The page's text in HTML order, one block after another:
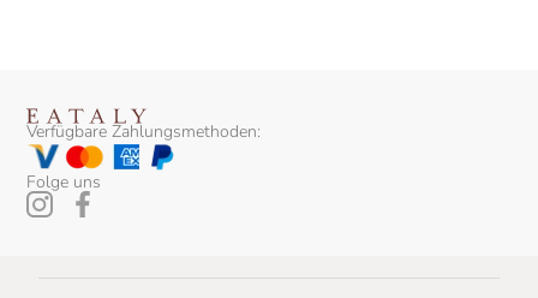
Verfügbare Zahlungsmethoden:
Folge uns